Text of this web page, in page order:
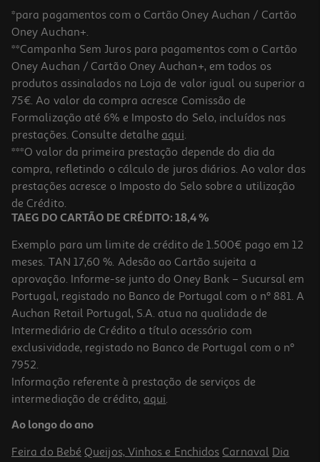
Arranhador Auchan Curvo Natural 45cm
9.09 €/un
9,09 €
Carpete Arranhador Auchan Sisal 44.5x30.5cm
11.09 €/un
11,09 €
*para pagamentos com o Cartão Oney Auchan / Cartão
Oney Auchan+.
**Campanha Sem Juros para pagamentos com o Cartão
Oney Auchan / Cartão Oney Auchan+, em todos os
produtos assinalados na Loja de valor igual ou superior a
75€. Ao valor da compra acresce Comissão de
Formalização até 6% e Imposto do Selo, incluídos nas
prestações. Consulte detalhe aqui.
***O valor da primeira prestação depende do dia da
compra, refletindo o cálculo de juros diários. Ao valor das
prestações acresce o Imposto do Selo sobre a utilização
de Crédito.
TAEG DO CARTÃO DE CRÉDITO: 18,4 %
Exemplo para um limite de crédito de 1.500€ pago em 12
meses. TAN 17,60 %. Adesão ao Cartão sujeita a
aprovação. Informe-se junto do Oney Bank – Sucursal em
Portugal, registado no Banco de Portugal com o nº 881. A
Auchan Retail Portugal, S.A. atua na qualidade de
Intermediário de Crédito a título acessório com
exclusividade, registado no Banco de Portugal com o nº
7952.
Informação referente à prestação de serviços de
intermediação de crédito, aqui.
Ao longo do ano
Feira do Bebé Queijos, Vinhos e Enchidos Carnaval Dia